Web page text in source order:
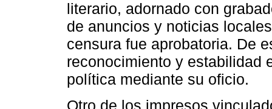
literario, adornado con
de anuncios y noticias
censura fue aprobatoria. De
reconocimiento y estabilidad
política mediante su oficio.
Otro de los impresos